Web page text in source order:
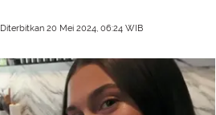
Diterbitkan 20 Mei 2024, 06:24 WIB